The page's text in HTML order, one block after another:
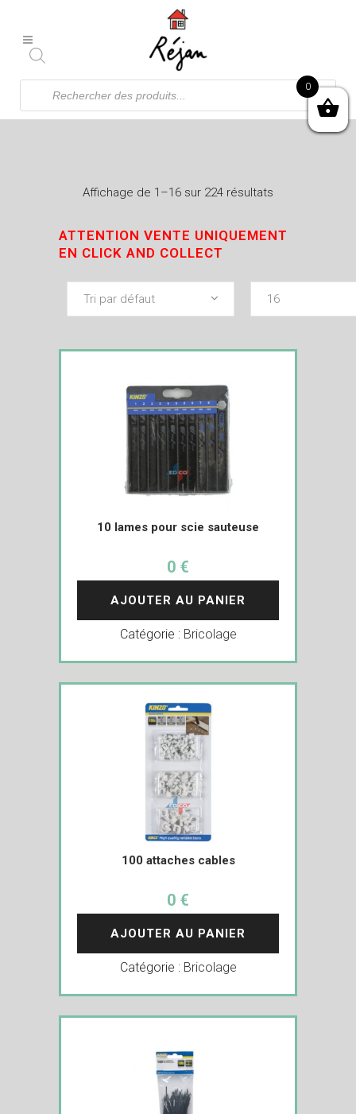
Recherche
produits
Affichage de 1–16 sur 224 résultats
ATTENTION VENTE UNIQUEMENT
EN CLICK AND COLLECT
Tri par défaut 16
10 lames pour scie sauteuse
0 €
AJOUTER AU PANIER
Catégorie : Bricolage
100 attaches cables
0 €
AJOUTER AU PANIER
Catégorie : Bricolage
0